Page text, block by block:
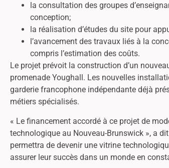
la consultation des groupes
conception;
la réalisation d’études du site pour
l’avancement des travaux liés à la
compris l’estimation des coûts.
Le projet prévoit la construction d’un
promenade Youghall. Les nouvelles
garderie francophone indépendante déjà
métiers spécialisés.
« Le financement accordé à ce projet de
technologique au Nouveau-Brunswick », a
permettra de devenir une vitrine
assurer leur succès dans un monde en